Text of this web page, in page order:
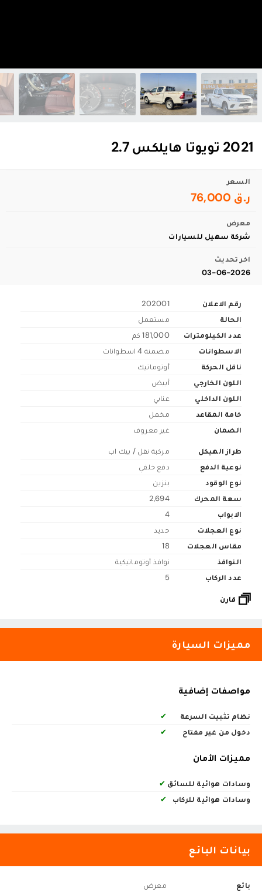
2021 تويوتا هايلكس 2.7
السعر
ر.ق 76,000
معرض
شركة سهيل للسيارات
اخر تحديث
03-06-2026
رقم الاعلان
202001
الحالة
مستعمل
عدد الكيلومترات
181,000 كم
الاسطوانات
مضمنة 4 اسطوانات
ناقل الحركة
أوتوماتيك
اللون الخارجي
أبيض
اللون الداخلي
عنابي
خامة المقاعد
مخمل
الضمان
غير معروف
طراز الهيكل
مركبة نقل / بيك اب
نوعية الدفع
دفع خلفي
نوع الوقود
بنزين
سعة المحرك
2,694
الابواب
4
نوع العجلات
حديد
مقاس العجلات
18
النوافذ
نوافذ أوتوماتيكية
عدد الركاب
5
قارن
مميزات السيارة
مواصفات إضافية
نظام تثبيت السرعة
✔
دخول من غير مفتاح
✔
مميزات الأمان
وسادات هوائية للسائق ✔
وسادات هوائية للركاب
✔
بيانات البائع
بائع معرض